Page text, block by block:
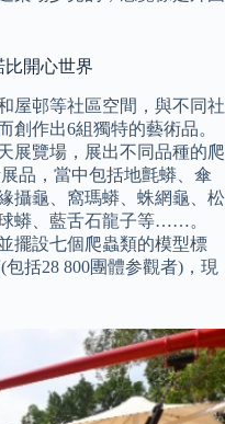
比開心世界
屋邨等社區空間，與不同社
創作出6組獨特的藝術品。
展覽場，展出不同品種的爬
品，當中包括地氈蟒、傘
攝龜、窩瑪蟒、蛛網龜、松
蟒、藍舌石龍子等……。
擺設七個爬蟲類的模型標
括28 800團體参觀者)，現